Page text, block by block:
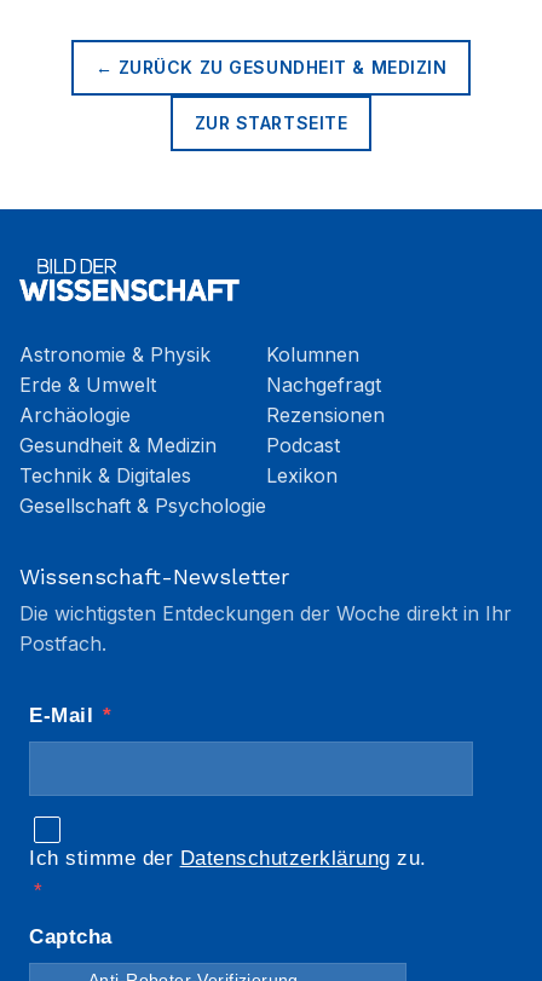
← ZURÜCK ZU GESUNDHEIT & MEDIZIN
ZUR STARTSEITE
Astronomie & Physik
Erde & Umwelt
Archäologie
Gesundheit & Medizin
Technik & Digitales
Gesellschaft & Psychologie
Kolumnen
Nachgefragt
Rezensionen
Podcast
Lexikon
Wissenschaft-Newsletter
Die wichtigsten Entdeckungen der Woche direkt in Ihr
Postfach.